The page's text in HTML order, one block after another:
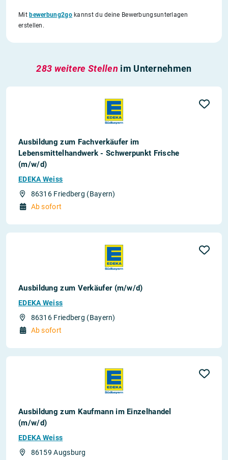
Mit bewerbung2gokannst du deine Bewerbungsunterlagen
erstellen.
283 weitere Stellen im Unternehmen
Ausbildung zum Fachverkäufer im
Lebensmittelhandwerk - Schwerpunkt Frische
(m/w/d)
EDEKA Weiss
86316 Friedberg (Bayern)
Ab sofort
Ausbildung zum Verkäufer (m/w/d)
EDEKA Weiss
86316 Friedberg (Bayern)
Ab sofort
Ausbildung zum Kaufmann im Einzelhandel
(m/w/d)
EDEKA Weiss
86159 Augsburg